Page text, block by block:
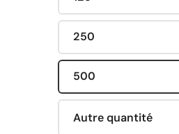
250
500
Autre quantité